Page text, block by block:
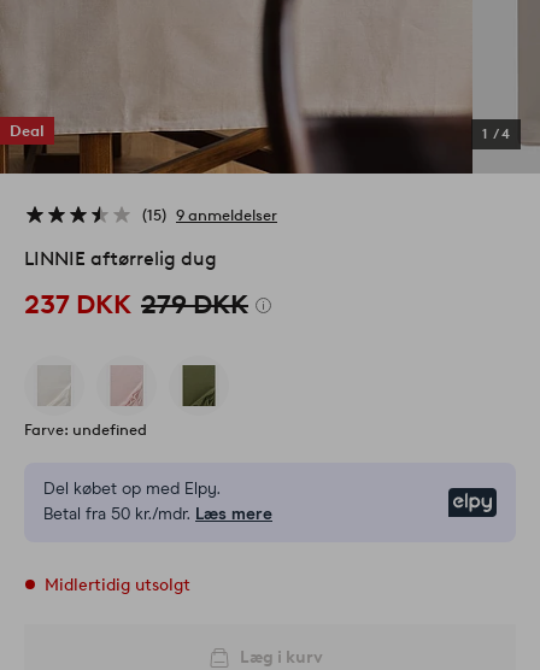
Deal 1 /4
15 9 anmeldelser
LINNIE aftørrelig dug
237 DKK 279 DKK
Farve: undefined
Del købet op med Elpy.
Betal fra 50 kr./mdr. Læs mere
Midlertidig utsolgt
Læg i kurv